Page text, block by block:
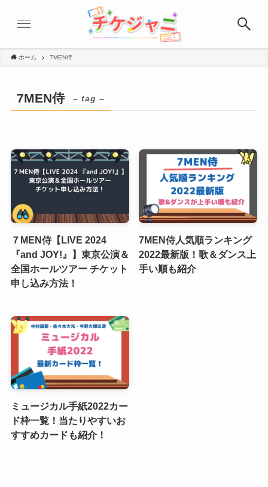
ホーム 7MEN侍
7MEN侍 – tag –
７MEN侍【LIVE 2024
『and JOY!』】東京公演＆
全国ホールツアー チケット
申し込み方法！
7MEN侍人気順ランキング
2022最新版！歌＆ダンス上
手い順も紹介
ミュージカル手紙2022カー
ド枠一覧！当たりやすいお
すすめカードも紹介！